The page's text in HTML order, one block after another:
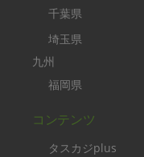
千葉県
埼玉県
九州
福岡県
コンテンツ
タスカジplus